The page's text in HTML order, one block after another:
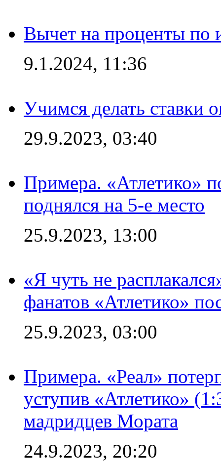
Вычет на проценты по
9.1.2024, 11:36
Учимся делать ставки
29.9.2023, 03:40
Примера. «Атлетико»
поднялся на 5-е место
25.9.2023, 13:00
«Я чуть не
фанатов «Атлетико»
25.9.2023, 03:00
Примера. «Реал»
уступив «Атлетико»
мадридцев Мората
24.9.2023, 20:20